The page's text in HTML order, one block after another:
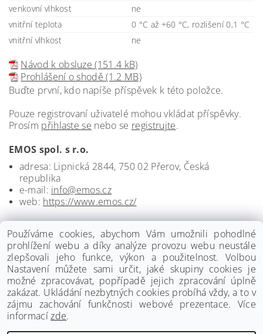
venkovní vlhkost
ne
vnitřní teplota
0 °C až +60 °C, rozlišení 0,1 °C
vnitřní vlhkost
ne
Návod k obsluze (151.4 kB)
Prohlášení o shodě (1.2 MB)
Buďte první, kdo napíše příspěvek k této položce.
Pouze registrovaní uživatelé mohou vkládat příspěvky.
Prosím přihlaste se nebo se registrujte.
EMOS spol. s r.o.
adresa: Lipnická 2844, 750 02 Přerov, Česká
republika
e-mail: info@emos.cz
web: https://www.emos.cz/
www.palmat.cz
Používáme cookies, abychom Vám umožnili pohodlné
prohlížení webu a díky analýze provozu webu neustále
zlepšovali jeho funkce, výkon a použitelnost. Volbou
Nastavení můžete sami určit, jaké skupiny cookies je
možné zpracovávat, popřípadě jejich zpracování úplně
zakázat. Ukládání nezbytných cookies probíhá vždy, a to v
zájmu zachování funkčnosti webové prezentace. Více
informacízde.